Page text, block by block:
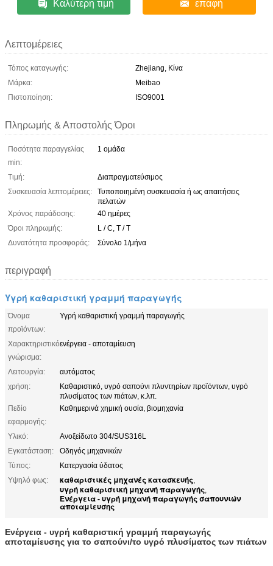
Καλύτερη τιμή επαφή
Λεπτομέρειες
Τόπος καταγωγής:
Zhejiang, Κίνα
Μάρκα:
Meibao
Πιστοποίηση:
ISO9001
Πληρωμής & Αποστολής Όροι
Ποσότητα παραγγελίας
min:
1 ομάδα
Τιμή:
Διαπραγματεύσιμος
Συσκευασία λεπτομέρειες:
Τυποποιημένη συσκευασία ή ως απαιτήσεις
πελατών
Χρόνος παράδοσης:
40 ημέρες
Όροι πληρωμής:
L / C, T / T
Δυνατότητα προσφοράς:
Σύνολο 1/μήνα
περιγραφή
Υγρή καθαριστική γραμμή παραγωγής
Όνομα
προϊόντων:
Υγρή καθαριστική γραμμή παραγωγής
Χαρακτηριστικό
γνώρισμα:
ενέργεια - αποταμίευση
Λειτουργία:
αυτόματος
χρήση:
Καθαριστικό, υγρό σαπούνι πλυντηρίων προϊόντων, υγρό
πλυσίματος των πιάτων, κ.λπ.
Πεδίο
εφαρμογής:
Καθημερινά χημική ουσία, βιομηχανία
Υλικό:
Ανοξείδωτο 304/SUS316L
Εγκατάσταση:
Οδηγός μηχανικών
Τύπος:
Κατεργασία ύδατος
Υψηλό φως:
καθαριστικές μηχανές κατασκευής,
υγρή καθαριστική μηχανή παραγωγής,
Ενέργεια - υγρή μηχανή παραγωγής σαπουνιών
αποταμίευσης
Ενέργεια - υγρή καθαριστική γραμμή παραγωγής
αποταμίευσης για το σαπούνι/το υγρό πλυσίματος των πιάτων